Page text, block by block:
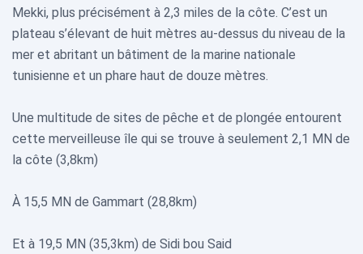
Mekki, plus précisément à 2,3 miles de la côte. C’est un
plateau s’élevant de huit mètres au-dessus du niveau de la
mer et abritant un bâtiment de la marine nationale
tunisienne et un phare haut de douze mètres.
Une multitude de sites de pêche et de plongée entourent
cette merveilleuse île qui se trouve à seulement 2,1 MN de
la côte (3,8km)
À 15,5 MN de Gammart (28,8km)
Et à 19,5 MN (35,3km) de Sidi bou Said